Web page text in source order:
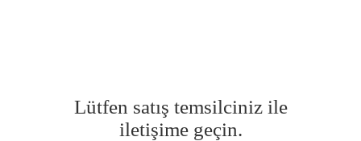
Lütfen satış temsilciniz ile
iletişime geçin.